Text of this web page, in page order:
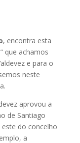
, encontra esta
que achamos
e para o
neste
aprovou a
de Santiago
do concelho
a